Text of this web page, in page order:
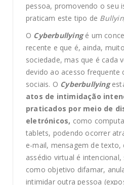
pessoa, promovendo o seu
praticam este tipo de
O Cyberbullying é um
recente e que é, ainda,
sociedade, mas que é cada
devido ao acesso frequente
sociais. O Cyberbullying
atos de intimidação
praticados por meio de
eletrónicos, como
tablets, podendo ocorrer
e-mail, mensagem de texto,
assédio virtual é
como objetivo difamar,
intimidar outra pessoa